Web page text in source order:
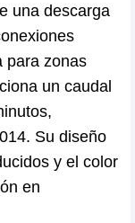
una descarga
para zonas
un caudal
Su diseño
y el color
en